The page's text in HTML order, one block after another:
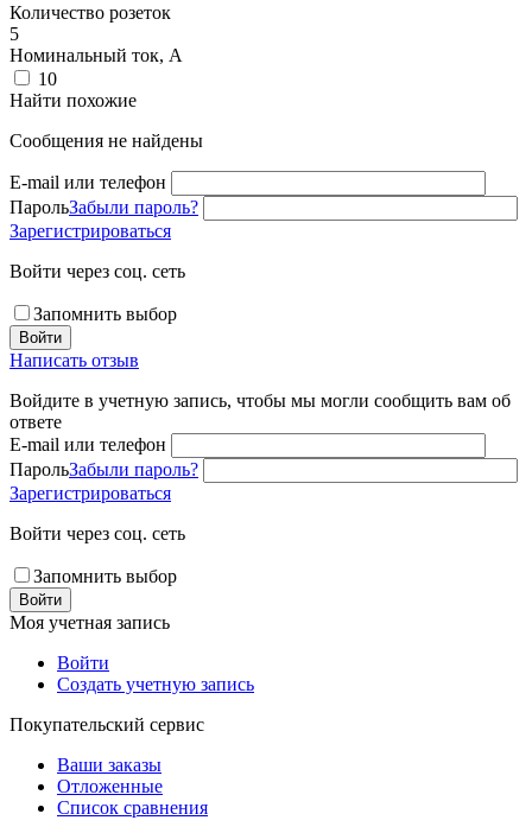
Количество розеток
5
Номинальный ток, А
10
Найти похожие
Сообщения не найдены
E-mail или телефон
ПарольЗабыли пароль?
Зарегистрироваться
Войти через соц. сеть
Запомнить выбор
Войти
Написать отзыв
Войдите в учетную запись, чтобы мы могли сообщить вам об
ответе
E-mail или телефон
ПарольЗабыли пароль?
Зарегистрироваться
Войти через соц. сеть
Запомнить выбор
Войти
Моя учетная запись
Войти
Создать учетную запись
Покупательский сервис
Ваши заказы
Отложенные
Список сравнения